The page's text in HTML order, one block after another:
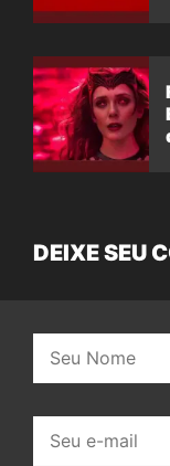
DEIXE SEU
mail: